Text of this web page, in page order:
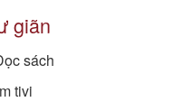
giãn
sách
tivi